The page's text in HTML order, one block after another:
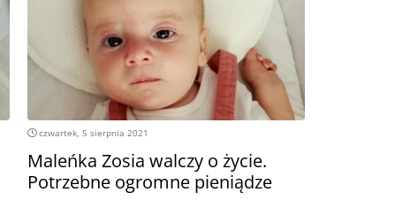
czwartek, 5 sierpnia 2021
Maleńka Zosia walczy o życie.
Potrzebne ogromne pieniądze